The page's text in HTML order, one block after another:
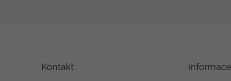
Kontakt